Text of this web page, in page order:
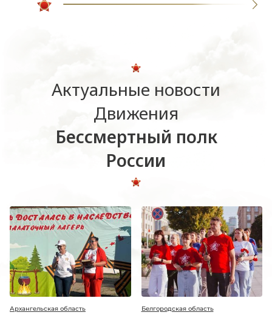
Актуальные новости
Движения
Бессмертный полк
России
Архангельская область Белгородская область